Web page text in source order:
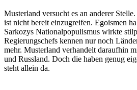
Musterland versucht es an anderer
ist nicht bereit einzugreifen. Egoismen
Sarkozys Nationalpopulismus wirkte
Regierungschefs kennen nur noch
mehr. Musterland verhandelt daraufhin
und Russland. Doch die haben genug
steht allein da.